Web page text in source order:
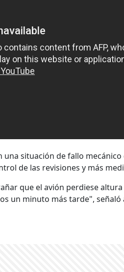
situación de fallo
de las revisiones y más
que el avión perdiese
un minuto más tarde",